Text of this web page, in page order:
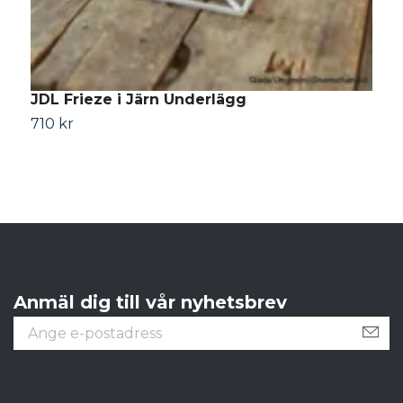
JDL Frieze i Järn Underlägg
710 kr
Anmäl dig till vår nyhetsbrev